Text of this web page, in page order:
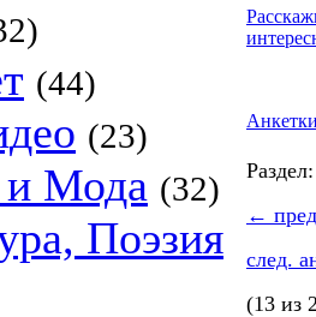
(44)
(23)
и Мода (32)
Поэзия
←
след.
(13 из